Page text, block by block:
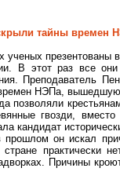
тайны времен
ученых
В этот раз все
Преподаватель
НЭПа,
позволяли
гвозди,
кандидат
он искал
Причины